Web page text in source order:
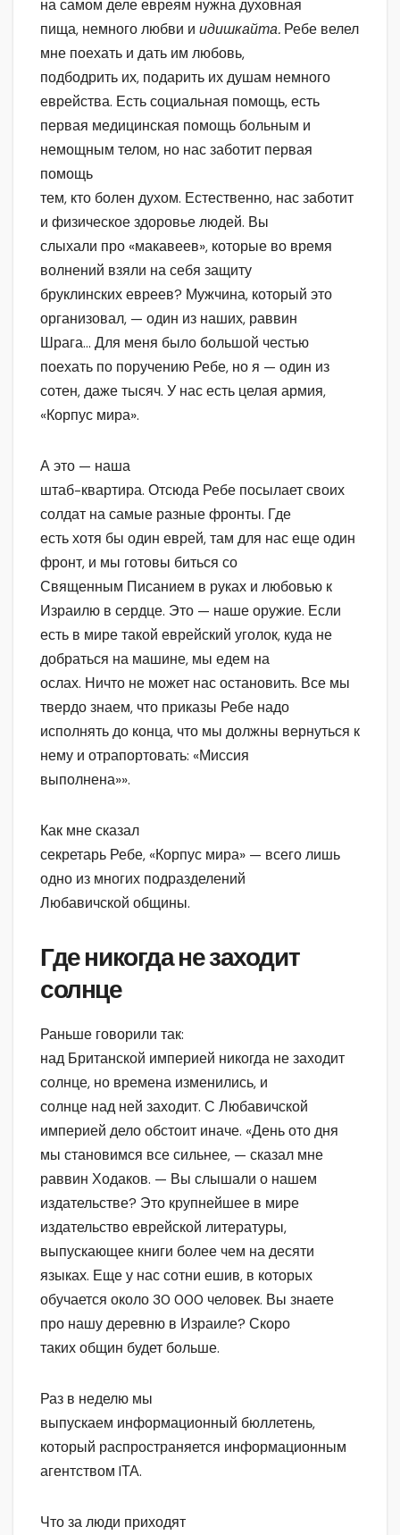
на самом деле евреям нужна духовная
пища, немного любви и идишкайта. Ребе велел
мне поехать и дать им любовь,
подбодрить их, подарить их душам немного
еврейства. Есть социальная помощь, есть
первая медицинская помощь больным и
немощным телом, но нас заботит первая
помощь
тем, кто болен духом. Естественно, нас заботит
и физическое здоровье людей. Вы
слыхали про «макавеев», которые во время
волнений взяли на себя защиту
бруклинских евреев? Мужчина, который это
организовал, — один из наших, раввин
Шрага… Для меня было большой честью
поехать по поручению Ребе, но я — один из
сотен, даже тысяч. У нас есть целая армия,
«Корпус мира».
А это — наша
штаб-квартира. Отсюда Ребе посылает своих
солдат на самые разные фронты. Где
есть хотя бы один еврей, там для нас еще один
фронт, и мы готовы биться со
Священным Писанием в руках и любовью к
Израилю в сердце. Это — наше оружие. Если
есть в мире такой еврейский уголок, куда не
добраться на машине, мы едем на
ослах. Ничто не может нас остановить. Все мы
твердо знаем, что приказы Ребе надо
исполнять до конца, что мы должны вернуться к
нему и отрапортовать: «Миссия
выполнена»».
Как мне сказал
секретарь Ребе, «Корпус мира» — всего лишь
одно из многих подразделений
Любавичской общины.
Где никогда не заходит
солнце
Раньше говорили так:
над Британской империей никогда не заходит
солнце, но времена изменились, и
солнце над ней заходит. С Любавичской
империей дело обстоит иначе. «День ото дня
мы становимся все сильнее, — сказал мне
раввин Ходаков. — Вы слышали о нашем
издательстве? Это крупнейшее в мире
издательство еврейской литературы,
выпускающее книги более чем на десяти
языках. Еще у нас сотни ешив, в которых
обучается около 30 000 человек. Вы знаете
про нашу деревню в Израиле? Скоро
таких общин будет больше.
Раз в неделю мы
выпускаем информационный бюллетень,
который распространяется информационным
агентством IТА.
Что за люди приходят